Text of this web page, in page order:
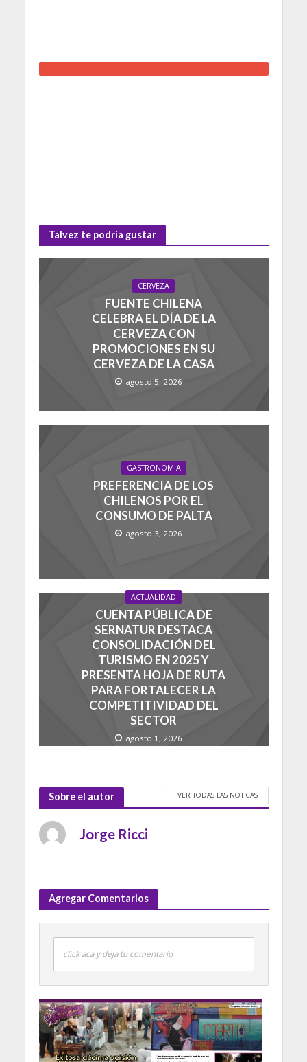
Talvez te podria gustar
CERVEZA
FUENTE CHILENA
CELEBRA EL DÍA DE LA
CERVEZA CON
PROMOCIONES EN SU
CERVEZA DE LA CASA
agosto 5, 2026
GASTRONOMIA
PREFERENCIA DE LOS
CHILENOS POR EL
CONSUMO DE PALTA
agosto 3, 2026
ACTUALIDAD
CUENTA PÚBLICA DE
SERNATUR DESTACA
CONSOLIDACIÓN DEL
TURISMO EN 2025 Y
PRESENTA HOJA DE RUTA
PARA FORTALECER LA
COMPETITIVIDAD DEL
SECTOR
agosto 1, 2026
Sobre el autor VER TODAS LAS NOTICAS
Jorge Ricci
Agregar Comentarios
click aca y deja tu comentario